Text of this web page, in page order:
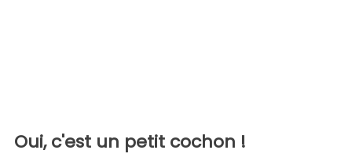
Oui, c'est un petit cochon !